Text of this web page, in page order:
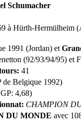
Schumacher
à Hürth-Hermülheim
1991 (Jordan) et
(92/93/94/95) et
41
de Belgique 1992)
4,68)
CHAMPION
DU MONDE avec